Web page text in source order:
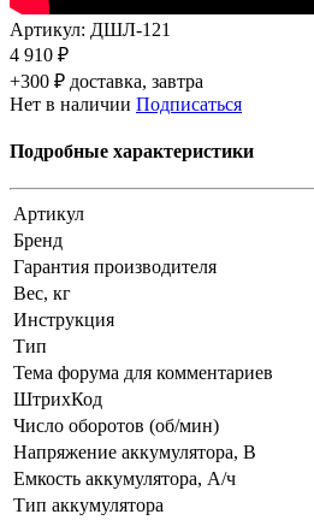
Артикул: ДШЛ-121
4 910 ₽
+300 ₽ доставка, завтра
Нет в наличии Подписаться
Подробные характеристики
Артикул
Бренд
Гарантия производителя
Вес, кг
Инструкция
Тип
Тема форума для комментариев
ШтрихКод
Число оборотов (об/мин)
Напряжение аккумулятора, В
Емкость аккумулятора, А/ч
Тип аккумулятора